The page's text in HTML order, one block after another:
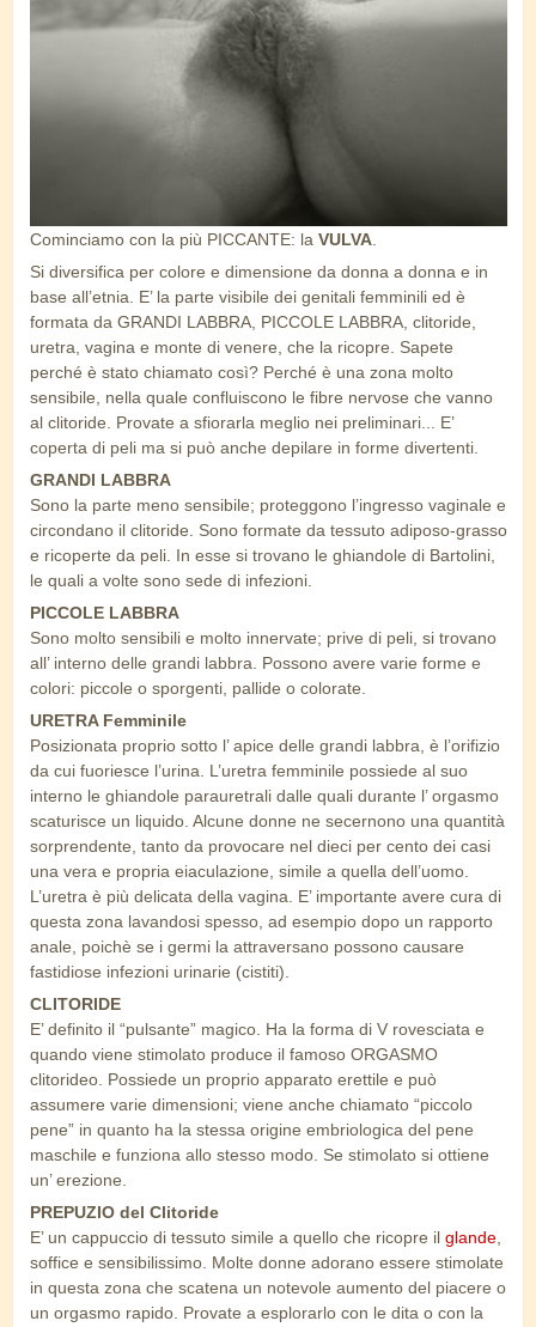
Cominciamo con la più PICCANTE: la VULVA
Si diversifica per colore e dimensione da donna a donna e in
base all’etnia. E’ la parte visibile dei genitali femminili ed è
formata da GRANDI LABBRA, PICCOLE LABBRA, clitoride,
uretra, vagina e monte di venere, che la ricopre. Sapete
perché è stato chiamato così? Perché è una zona molto
sensibile, nella quale confluiscono le fibre nervose che vanno
al clitoride. Provate a sfiorarla meglio nei preliminari... E’
coperta di peli ma si può anche depilare in forme divertenti.
GRANDI LABBRA
Sono la parte meno sensibile; proteggono l’ingresso vaginale e
circondano il clitoride. Sono formate da tessuto adiposo-grasso
e ricoperte da peli. In esse si trovano le ghiandole di Bartolini,
le quali a volte sono sede di infezioni.
PICCOLE LABBRA
Sono molto sensibili e molto innervate; prive di peli, si trovano
all’ interno delle grandi labbra. Possono avere varie forme e
colori: piccole o sporgenti, pallide o colorate.
URETRA Femminile
Posizionata proprio sotto l’ apice delle grandi labbra, è l’orifizio
da cui fuoriesce l’urina. L’uretra femminile possiede al suo
interno le ghiandole parauretrali dalle quali durante l’ orgasmo
scaturisce un liquido. Alcune donne ne secernono una quantità
sorprendente, tanto da provocare nel dieci per cento dei casi
una vera e propria eiaculazione, simile a quella dell’uomo.
L’uretra è più delicata della vagina. E’ importante avere cura di
questa zona lavandosi spesso, ad esempio dopo un rapporto
anale, poichè se i germi la attraversano possono causare
fastidiose infezioni urinarie (cistiti).
CLITORIDE
E’ definito il “pulsante” magico. Ha la forma di V rovesciata e
quando viene stimolato produce il famoso ORGASMO
clitorideo. Possiede un proprio apparato erettile e può
assumere varie dimensioni; viene anche chiamato “piccolo
pene” in quanto ha la stessa origine embriologica del pene
maschile e funziona allo stesso modo. Se stimolato si ottiene
un’ erezione.
PREPUZIO del Clitoride
E’ un cappuccio di tessuto simile a quello che ricopre il glande
soffice e sensibilissimo. Molte donne adorano essere stimolate
in questa zona che scatena un notevole aumento del piacere o
un orgasmo rapido. Provate a esplorarlo con le dita o con la